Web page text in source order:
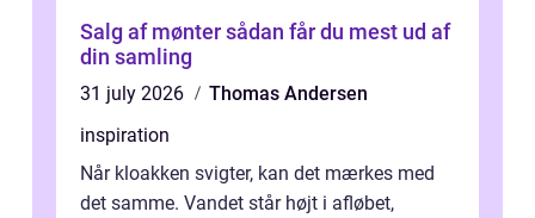
Salg af mønter sådan får du mest ud af
din samling
31 july 2026
Thomas Andersen
inspiration
Når kloakken svigter, kan det mærkes med
det samme. Vandet står højt i afløbet,